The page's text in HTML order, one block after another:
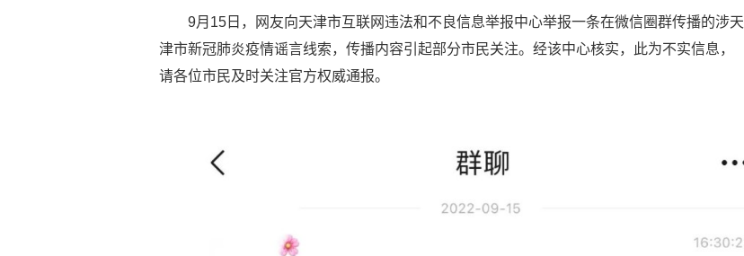
9月15日，网友向天津市互联网违法和不良信息举报中心举报一条在微信圈群传播的涉天
津市新冠肺炎疫情谣言线索，传播内容引起部分市民关注。经该中心核实，此为不实信息，
请各位市民及时关注官方权威通报。